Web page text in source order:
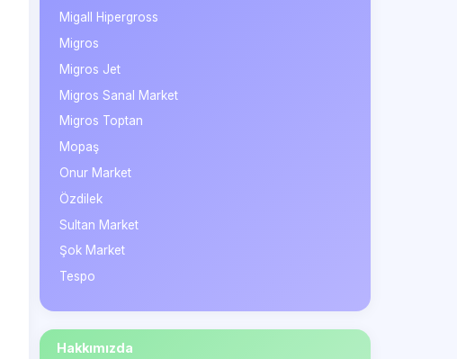
Migall Hipergross
Migros
Migros Jet
Migros Sanal Market
Migros Toptan
Mopaş
Onur Market
Özdilek
Sultan Market
Şok Market
Tespo
Hakkımızda